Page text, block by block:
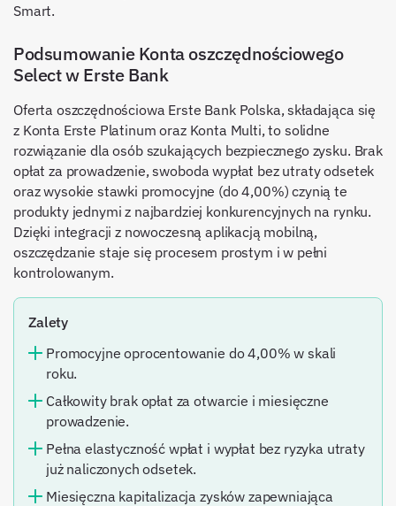
Smart.
Podsumowanie Konta oszczędnościowego
Select w Erste Bank
Oferta oszczędnościowa Erste Bank Polska, składająca się
z Konta Erste Platinum oraz Konta Multi, to solidne
rozwiązanie dla osób szukających bezpiecznego zysku. Brak
opłat za prowadzenie, swoboda wypłat bez utraty odsetek
oraz wysokie stawki promocyjne (do 4,00%) czynią te
produkty jednymi z najbardziej konkurencyjnych na rynku.
Dzięki integracji z nowoczesną aplikacją mobilną,
oszczędzanie staje się procesem prostym i w pełni
kontrolowanym.
Zalety
Promocyjne oprocentowanie do 4,00% w skali
roku.
Całkowity brak opłat za otwarcie i miesięczne
prowadzenie.
Pełna elastyczność wpłat i wypłat bez ryzyka utraty
już naliczonych odsetek.
Miesięczna kapitalizacja zysków zapewniająca